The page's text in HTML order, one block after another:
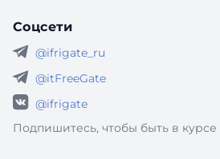
Соцсети
@ifrigate_ru
@itFreeGate
@ifrigate
Подпишитесь, чтобы быть в